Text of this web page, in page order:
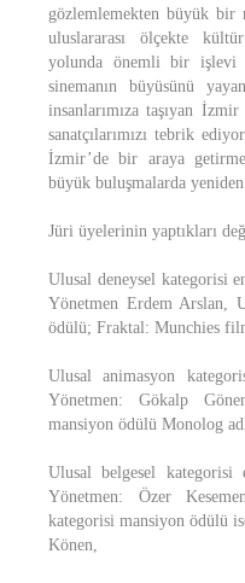
gözlemlemekten büyük
uluslararası ölçekte
yolunda önemli bir işlevi
sinemanın büyüsünü
insanlarımıza taşıyan
sanatçılarımızı tebrik
İzmir’de bir araya
büyük buluşmalarda
Jüri üyelerinin yaptıkları
Ulusal deneysel kategorisi
Yönetmen Erdem Arslan,
ödülü; Fraktal: Munchies
Ulusal animasyon
Yönetmen: Gökalp
mansiyon ödülü Monolog
Ulusal belgesel
Yönetmen: Özer
kategorisi mansiyon ödülü
Könen,